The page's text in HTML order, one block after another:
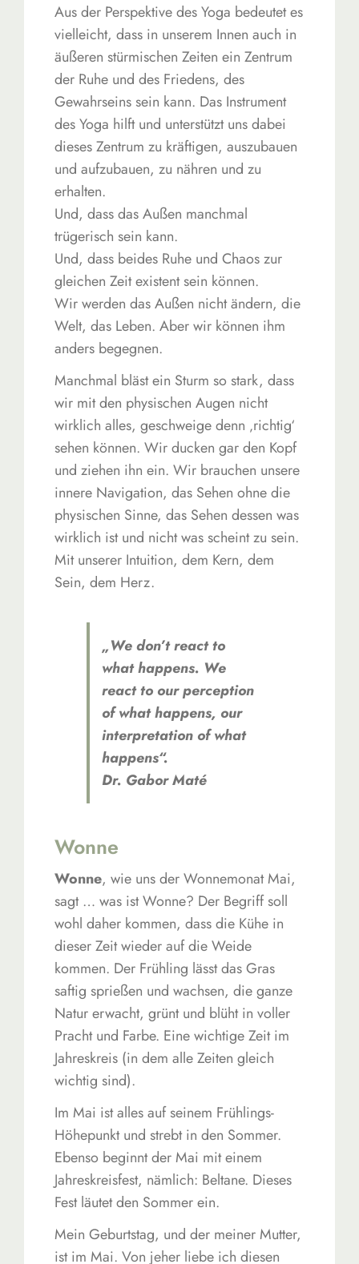
Aus der Perspektive des Yoga bedeutet es
vielleicht, dass in unserem Innen auch in
äußeren stürmischen Zeiten ein Zentrum
der Ruhe und des Friedens, des
Gewahrseins sein kann. Das Instrument
des Yoga hilft und unterstützt uns dabei
dieses Zentrum zu kräftigen, auszubauen
und aufzubauen, zu nähren und zu
erhalten.
Und, dass das Außen manchmal
trügerisch sein kann.
Und, dass beides Ruhe und Chaos zur
gleichen Zeit existent sein können.
Wir werden das Außen nicht ändern, die
Welt, das Leben. Aber wir können ihm
anders begegnen.
Manchmal bläst ein Sturm so stark, dass
wir mit den physischen Augen nicht
wirklich alles, geschweige denn ‚richtig‘
sehen können. Wir ducken gar den Kopf
und ziehen ihn ein. Wir brauchen unsere
innere Navigation, das Sehen ohne die
physischen Sinne, das Sehen dessen was
wirklich ist und nicht was scheint zu sein.
Mit unserer Intuition, dem Kern, dem
Sein, dem Herz.
„We don’t react to
what happens. We
react to our perception
of what happens, our
interpretation of what
happens“.
Dr. Gabor Maté
Wonne
Wonne, wie uns der Wonnemonat Mai,
sagt … was ist Wonne? Der Begriff soll
wohl daher kommen, dass die Kühe in
dieser Zeit wieder auf die Weide
kommen. Der Frühling lässt das Gras
saftig sprießen und wachsen, die ganze
Natur erwacht, grünt und blüht in voller
Pracht und Farbe. Eine wichtige Zeit im
Jahreskreis (in dem alle Zeiten gleich
wichtig sind).
Im Mai ist alles auf seinem Frühlings-
Höhepunkt und strebt in den Sommer.
Ebenso beginnt der Mai mit einem
Jahreskreisfest, nämlich: Beltane. Dieses
Fest läutet den Sommer ein.
Mein Geburtstag, und der meiner Mutter,
ist im Mai. Von jeher liebe ich diesen